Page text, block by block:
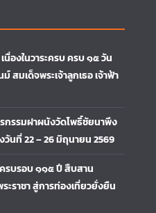
งในวาระครบ ครบ ๑๕ วัน
มเด็จพระเจ้าลูกเธอ เจ้าฟ้า
กรรมฝาผนังวัดโพธิ์ชัยนาพึง
นที่ 22 – 26 มิถุนายน 2569
รบรอบ ๑๑๕ ปี สืบสาน
ราชา สู่การท่องเที่ยวยั่งยืน